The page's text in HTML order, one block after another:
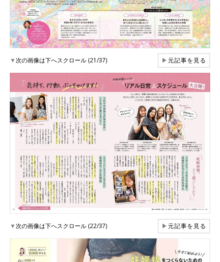
▼次の画像は下へスクロール (21/37) ▶元記事を見る
▼次の画像は下へスクロール (22/37) ▶元記事を見る